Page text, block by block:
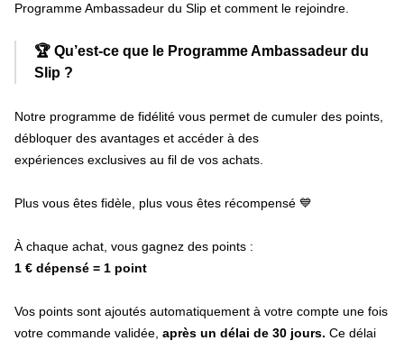
Programme Ambassadeur du Slip et comment le rejoindre.
🏆 Qu’est-ce que le Programme Ambassadeur du
Slip ?
Notre programme de fidélité vous permet de cumuler des points,
débloquer des avantages et accéder à des
expériences exclusives au fil de vos achats.
Plus vous êtes fidèle, plus vous êtes récompensé 💙
À chaque achat, vous gagnez des points :
1 € dépensé = 1 point
Vos points sont ajoutés automatiquement à votre compte une fois
votre commande validée, après un délai de 30 jours. Ce délai